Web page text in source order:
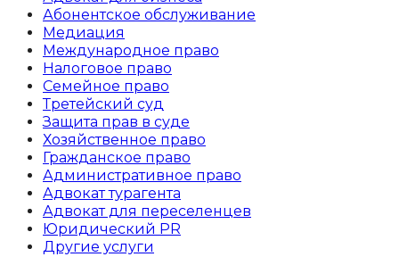
Абoнентское обслуживание
Медиация
Международное право
Налоговое право
Семейное право
Третейский суд
Защита прав в суде
Хозяйственное право
Гражданское право
Административное право
Адвокат турагента
Адвокат для переселенцев
Юридический PR
Другие услуги